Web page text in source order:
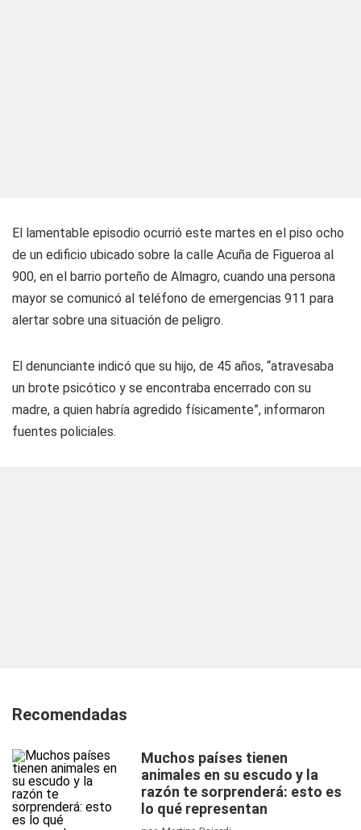
El lamentable episodio ocurrió este martes en el piso ocho
de un edificio ubicado sobre la calle Acuña de Figueroa al
900, en el barrio porteño de Almagro, cuando una persona
mayor se comunicó al teléfono de emergencias 911 para
alertar sobre una situación de peligro.
El denunciante indicó que su hijo, de 45 años, “atravesaba
un brote psicótico y se encontraba encerrado con su
madre, a quien habría agredido físicamente”, informaron
fuentes policiales.
Recomendadas
Muchos países tienen
animales en su escudo y la
razón te sorprenderá: esto es
lo qué representan